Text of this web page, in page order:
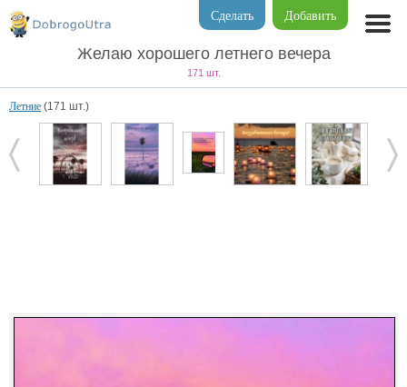
Добавить
Сделать
Желаю хорошего летнего вечера
171 шт.
Летние (171 шт.)